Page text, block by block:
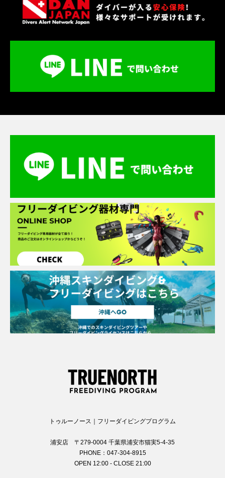
トゥルーノース｜フリーダイビングプログラム
浦安店 〒279-0004 千葉県浦安市猫実5-4-35
PHONE：047-304-8915
OPEN 12:00 - CLOSE 21:00